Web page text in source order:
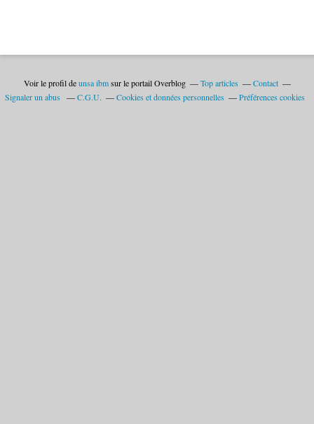
Voir le profil deunsa ibmsur le portail Overblog Top articles
Contact
Signaler un abus
C.G.U. Cookies et données personnelles Préférences cookies